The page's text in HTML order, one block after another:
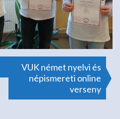
VUK német nyelvi és
népismereti online
verseny